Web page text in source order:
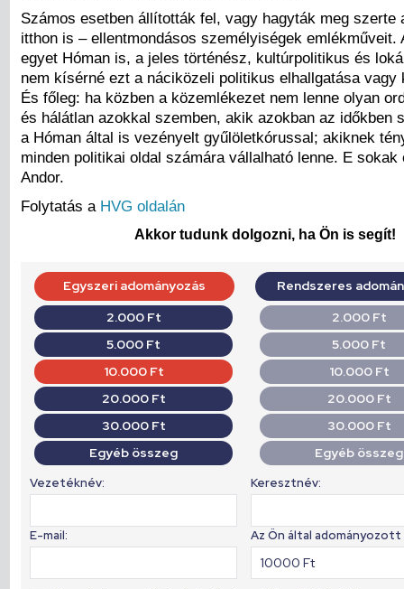
Számos esetben állították fel, vagy hagyták meg szerte
itthon is – ellentmondásos személyiségek emlékműveit.
egyet Hóman is, a jeles történész, kultúrpolitikus és
nem kísérné ezt a náciközeli politikus elhallgatása vagy
És főleg: ha közben a közemlékezet nem lenne olyan
és hálátlan azokkal szemben, akik azokban az időkben
a Hóman által is vezényelt gyűlöletkórussal; akiknek
minden politikai oldal számára vállalható lenne. E sokak
Andor.
Folytatás a HVG oldalán
Akkor tudunk dolgozni, ha Ön is segít!